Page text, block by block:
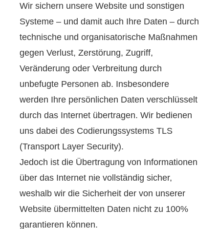
Wir sichern unsere Website und sonstigen
Systeme – und damit auch Ihre Daten – durch
technische und organisatorische Maßnahmen
gegen Verlust, Zerstörung, Zugriff,
Veränderung oder Verbreitung durch
unbefugte Per­sonen ab. Insbesondere
werden Ihre persönlichen Daten verschlüsselt
durch das Internet übertragen. Wir bedienen
uns dabei des Codierungssystems TLS
(Transport Layer Security).
Jedoch ist die Übertragung von Informationen
über das Internet nie vollständig sicher,
weshalb wir die Sicherheit der von unserer
Website übermittelten Daten nicht zu 100%
garantieren können.